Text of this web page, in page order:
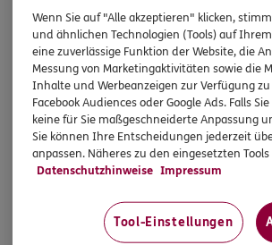
Jetzt informieren
Wenn Sie auf "Alle akzeptieren" klicken,
und ähnlichen Technologien (Tools) auf
eine zuverlässige Funktion der Website, die
Messung von Marketingaktivitäten sowie die
Inhalte und Werbeanzeigen zur Verfügung
Facebook Audiences oder Google Ads. Falls Sie
keine für Sie maßgeschneiderte Anpassung
Sie können Ihre Entscheidungen jederzeit
anpassen. Näheres zu den eingesetzten
Datenschutzhinweise Impressum
Tool-Einstellungen